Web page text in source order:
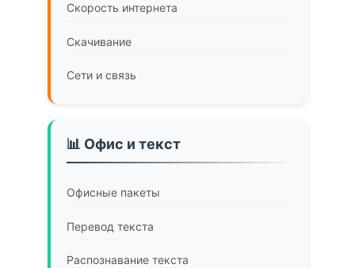
Скорость интернета
Скачивание
Сети и связь
📊 Офис и текст
Офисные пакеты
Перевод текста
Распознавание текста